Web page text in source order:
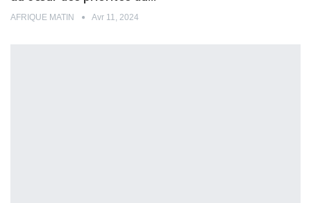
AFRIQUE MATIN Avr 11, 2024